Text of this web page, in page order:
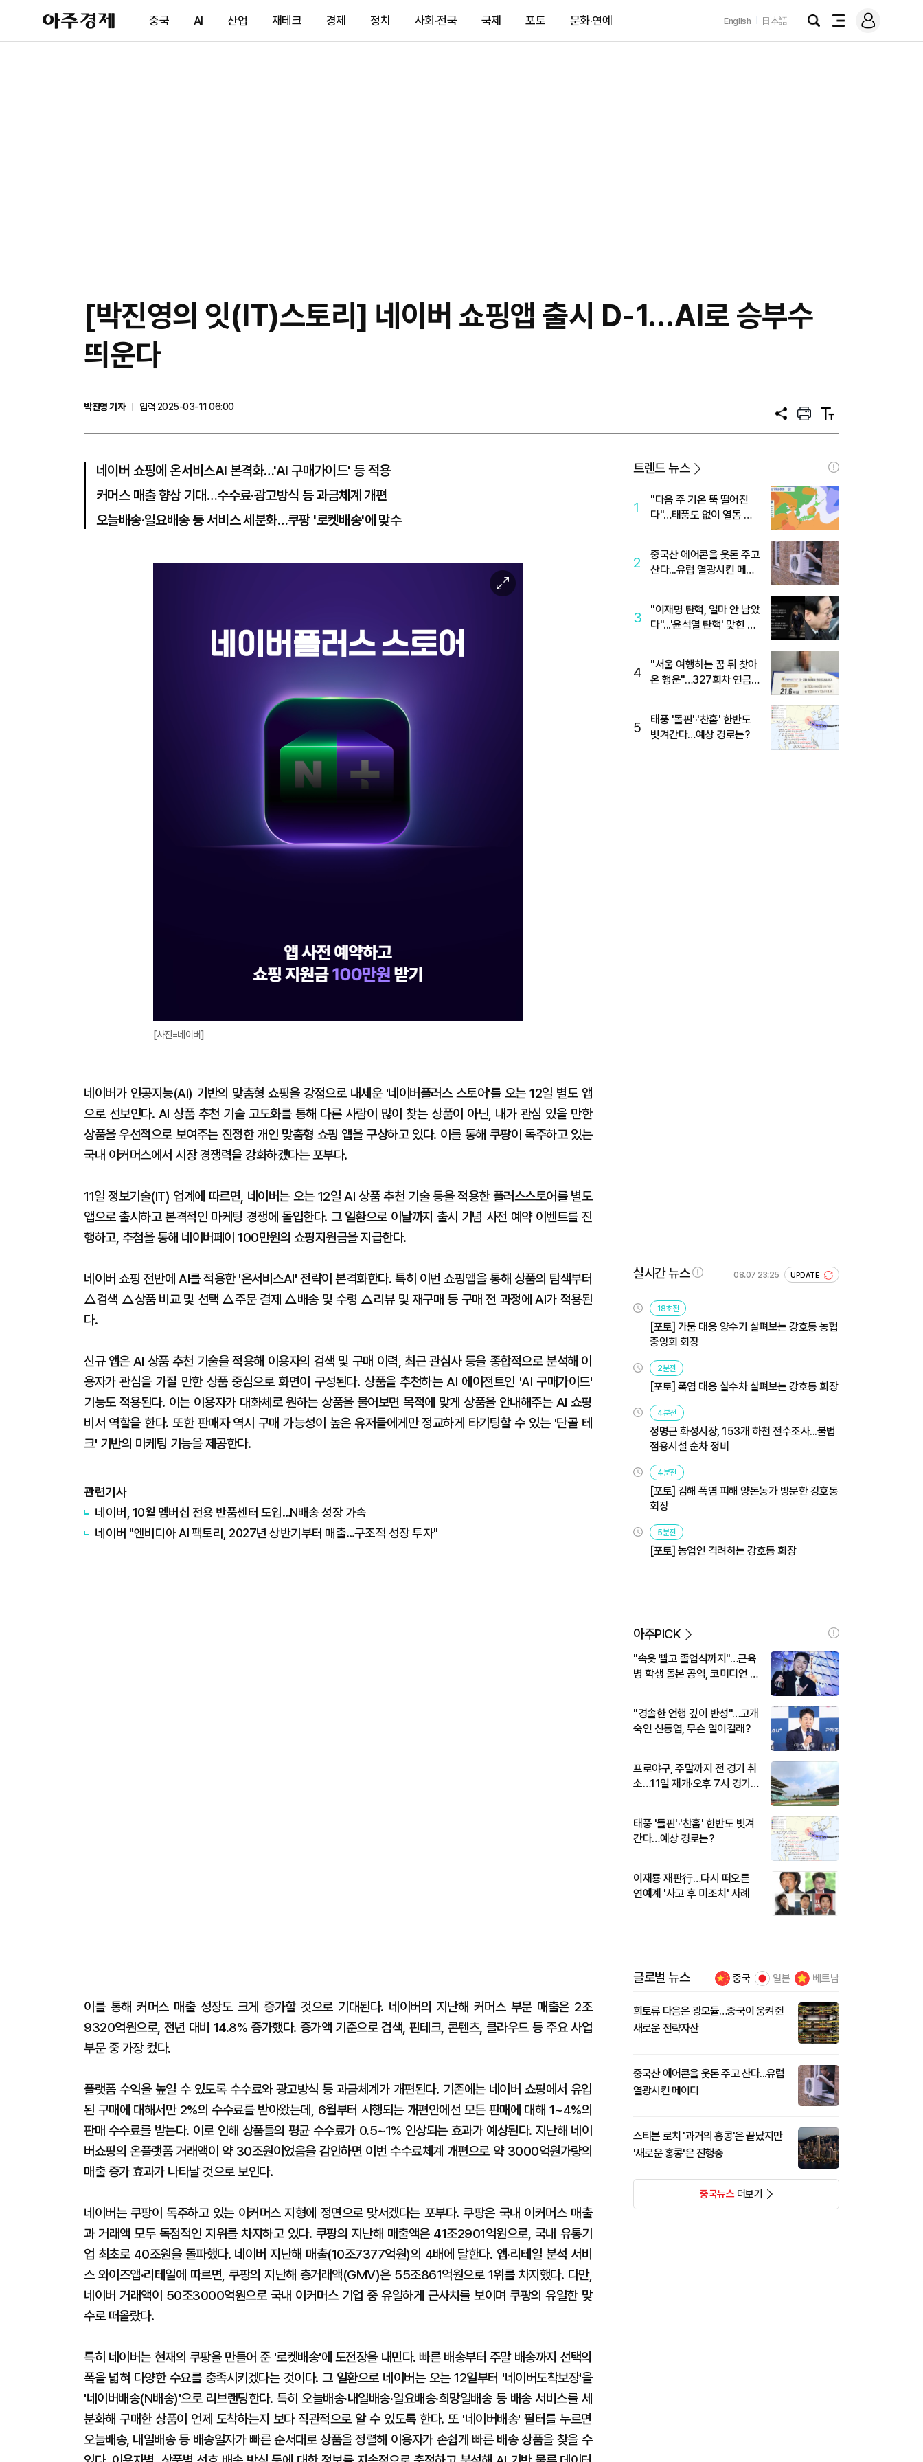
아
주
제
중국 AI 산업 재테크 경제 정치 사회·전국 국제 포토 문화·연예 English 日本語
검
전
메
그
[박진영의 잇(IT)스토리] 네이버 쇼핑앱 출시 D-1…AI로 승부수
띄운다
박진영 기자
입력 2025-03-11 06:00
공
프
트
텍
트
네이버 쇼핑에 온서비스AI 본격화…'AI 구매가이드' 등 적용
커머스 매출 향상 기대…수수료·광고방식 등 과금체계 개편
오늘배송·일요배송 등 서비스 세분화…쿠팡 '로켓배송'에 맞수
이
미
[사진=네이버]
네이버가 인공지능(AI) 기반의 맞춤형 쇼핑을 강점으로 내세운 '네이버플러스 스토어'를 오는 12일 별도 앱
으로 선보인다. AI 상품 추천 기술 고도화를 통해 다른 사람이 많이 찾는 상품이 아닌, 내가 관심 있을 만한
상품을 우선적으로 보여주는 진정한 개인 맞춤형 쇼핑 앱을 구상하고 있다. 이를 통해 쿠팡이 독주하고 있는
국내 이커머스에서 시장 경쟁력을 강화하겠다는 포부다.
11일 정보기술(IT) 업계에 따르면, 네이버는 오는 12일 AI 상품 추천 기술 등을 적용한 플러스스토어를 별도
앱으로 출시하고 본격적인 마케팅 경쟁에 돌입한다. 그 일환으로 이날까지 출시 기념 사전 예약 이벤트를 진
행하고, 추첨을 통해 네이버페이 100만원의 쇼핑지원금을 지급한다.
네이버 쇼핑 전반에 AI를 적용한 '온서비스AI' 전략이 본격화한다. 특히 이번 쇼핑앱을 통해 상품의 탐색부터
△검색 △상품 비교 및 선택 △주문 결제 △배송 및 수령 △리뷰 및 재구매 등 구매 전 과정에 AI가 적용된
다.
신규 앱은 AI 상품 추천 기술을 적용해 이용자의 검색 및 구매 이력, 최근 관심사 등을 종합적으로 분석해 이
용자가 관심을 가질 만한 상품 중심으로 화면이 구성된다. 상품을 추천하는 AI 에이전트인 'AI 구매가이드'
기능도 적용된다. 이는 이용자가 대화체로 원하는 상품을 물어보면 목적에 맞게 상품을 안내해주는 AI 쇼핑
비서 역할을 한다. 또한 판매자 역시 구매 가능성이 높은 유저들에게만 정교하게 타기팅할 수 있는 '단골 테
크' 기반의 마케팅 기능을 제공한다.
관련기사
네이버, 10월 멤버십 전용 반품센터 도입…N배송 성장 가속
네이버 "엔비디아 AI 팩토리, 2027년 상반기부터 매출…구조적 성장 투자"
이를 통해 커머스 매출 성장도 크게 증가할 것으로 기대된다. 네이버의 지난해 커머스 부문 매출은 2조
9320억원으로, 전년 대비 14.8% 증가했다. 증가액 기준으로 검색, 핀테크, 콘텐츠, 클라우드 등 주요 사업
부문 중 가장 컸다.
플랫폼 수익을 높일 수 있도록 수수료와 광고방식 등 과금체계가 개편된다. 기존에는 네이버 쇼핑에서 유입
된 구매에 대해서만 2%의 수수료를 받아왔는데, 6월부터 시행되는 개편안에선 모든 판매에 대해 1~4%의
판매 수수료를 받는다. 이로 인해 상품들의 평균 수수료가 0.5~1% 인상되는 효과가 예상된다. 지난해 네이
버쇼핑의 온플랫폼 거래액이 약 30조원이었음을 감안하면 이번 수수료체계 개편으로 약 3000억원가량의
매출 증가 효과가 나타날 것으로 보인다.
네이버는 쿠팡이 독주하고 있는 이커머스 지형에 정면으로 맞서겠다는 포부다. 쿠팡은 국내 이커머스 매출
과 거래액 모두 독점적인 지위를 차지하고 있다. 쿠팡의 지난해 매출액은 41조2901억원으로, 국내 유통기
업 최초로 40조원을 돌파했다. 네이버 지난해 매출(10조7377억원)의 4배에 달한다. 앱·리테일 분석 서비
스 와이즈앱·리테일에 따르면, 쿠팡의 지난해 총거래액(GMV)은 55조861억원으로 1위를 차지했다. 다만,
네이버 거래액이 50조3000억원으로 국내 이커머스 기업 중 유일하게 근사치를 보이며 쿠팡의 유일한 맞
수로 떠올랐다.
특히 네이버는 현재의 쿠팡을 만들어 준 '로켓배송'에 도전장을 내민다. 빠른 배송부터 주말 배송까지 선택의
폭을 넓혀 다양한 수요를 충족시키겠다는 것이다. 그 일환으로 네이버는 오는 12일부터 '네이버도착보장'을
'네이버배송(N배송)'으로 리브랜딩한다. 특히 오늘배송·내일배송·일요배송·희망일배송 등 배송 서비스를 세
분화해 구매한 상품이 언제 도착하는지 보다 직관적으로 알 수 있도록 한다. 또 '네이버배송' 필터를 누르면
오늘배송, 내일배송 등 배송일자가 빠른 순서대로 상품을 정렬해 이용자가 손쉽게 빠른 배송 상품을 찾을 수
트렌드 뉴스
1
"다음 주 기온 뚝 떨어진
다"…태풍도 없이 열돔 박
2
중국산 에어콘을 웃돈 주고
산다...유럽 열광시킨 메이
3
"이재명 탄핵, 얼마 안 남았
다"...'윤석열 탄핵' 맞힌 무
4
"서울 여행하는 꿈 뒤 찾아
온 행운"…327회차 연금
5
태풍 '돌핀'·'찬홈' 한반도
빗겨간다…예상 경로는?
실시간 뉴스 08.07 23:25 UPDATE
18초전
[포토] 가뭄 대응 양수기 살펴보는 강호동 농협
중앙회 회장
2분전
[포토] 폭염 대응 살수차 살펴보는 강호동 회장
4분전
정명근 화성시장, 153개 하천 전수조사...불법
점용시설 순차 정비
4분전
[포토] 김해 폭염 피해 양돈농가 방문한 강호동
회장
5분전
[포토] 농업인 격려하는 강호동 회장
아주PICK
"속옷 빨고 졸업식까지"…근육
병 학생 돌본 공익, 코미디언 김
"경솔한 언행 깊이 반성"…고개
숙인 신동엽, 무슨 일이길래?
프로야구, 주말까지 전 경기 취
소…11일 재개·오후 7시 경기
태풍 '돌핀'·'찬홈' 한반도 빗겨
간다…예상 경로는?
이재룡 재판行…다시 떠오른
연예계 '사고 후 미조치' 사례
글로벌 뉴스 중국 일본 베트남
희토류 다음은 광모듈…중국이 움켜쥔
새로운 전략자산
중국산 에어콘을 웃돈 주고 산다...유럽
열광시킨 메이디
스티븐 로치 '과거의 홍콩'은 끝났지만
'새로운 홍콩'은 진행중
중국뉴스더보기